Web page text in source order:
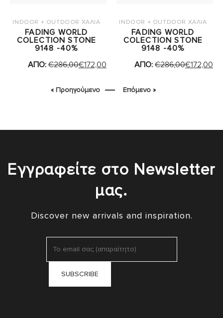
INDOOR + OUTDOOR ΧΑΛΙΑ
FADING WORLD
COLECTION STONE
9148 -40%
ΑΠΟ: €286,00€172,00
INDOOR + OUTDOOR ΧΑΛΙΑ
FADING WORLD
COLECTION STONE
9148 -40%
ΑΠΟ: €286,00€172,00
« Προηγούμενο Επόμενο »
Εγγραφείτε στο Newsletter
μας.
Discover new arrivals and inspiration.